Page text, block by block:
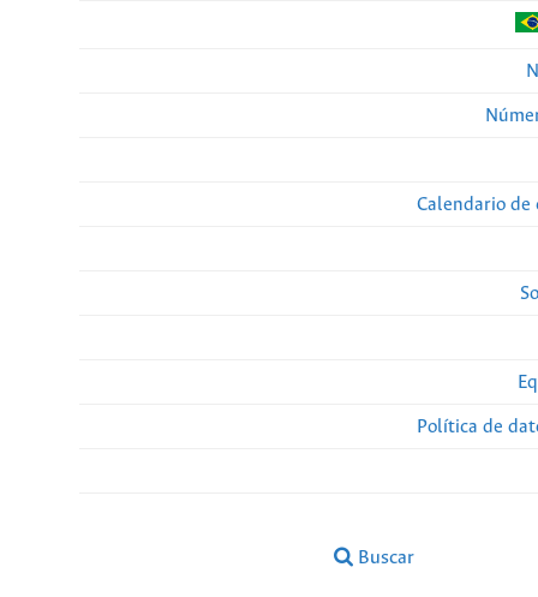
Calendario de
Política de
Buscar